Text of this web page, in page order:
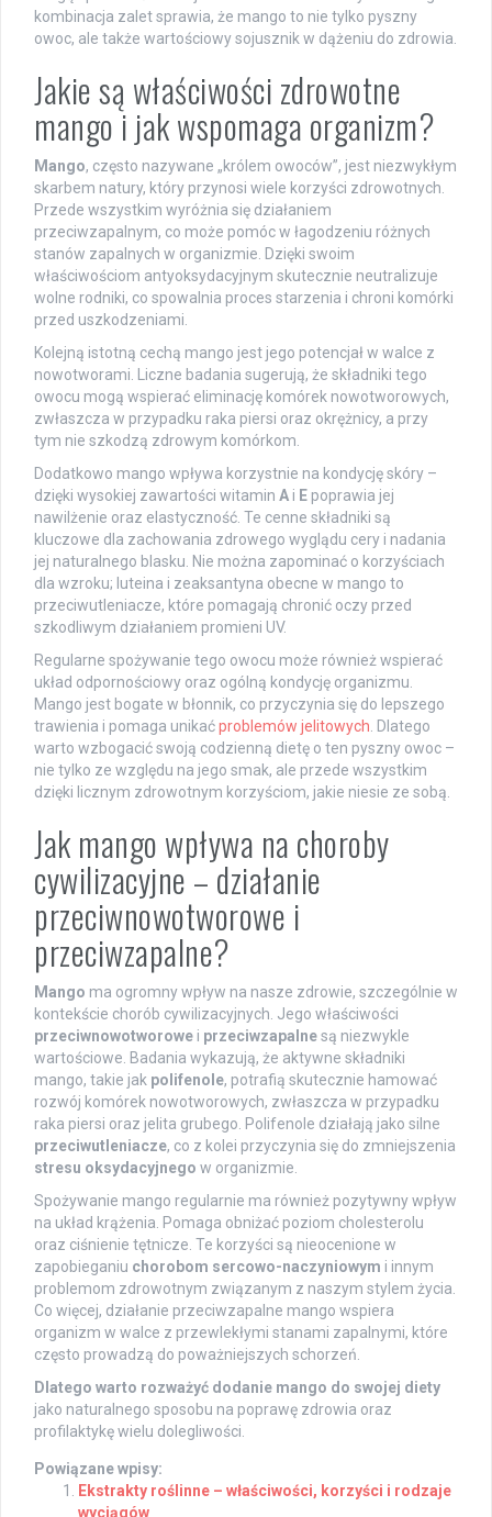
kombinacja zalet sprawia, że mango to nie tylko pyszny
owoc, ale także wartościowy sojusznik w dążeniu do zdrowia.
Jakie są właściwości zdrowotne
mango i jak wspomaga organizm?
Mango, często nazywane „królem owoców”, jest niezwykłym
skarbem natury, który przynosi wiele korzyści zdrowotnych.
Przede wszystkim wyróżnia się działaniem
przeciwzapalnym, co może pomóc w łagodzeniu różnych
stanów zapalnych w organizmie. Dzięki swoim
właściwościom antyoksydacyjnym skutecznie neutralizuje
wolne rodniki, co spowalnia proces starzenia i chroni komórki
przed uszkodzeniami.
Kolejną istotną cechą mango jest jego potencjał w walce z
nowotworami. Liczne badania sugerują, że składniki tego
owocu mogą wspierać eliminację komórek nowotworowych,
zwłaszcza w przypadku raka piersi oraz okrężnicy, a przy
tym nie szkodzą zdrowym komórkom.
Dodatkowo mango wpływa korzystnie na kondycję skóry –
dzięki wysokiej zawartości witamin A i E poprawia jej
nawilżenie oraz elastyczność. Te cenne składniki są
kluczowe dla zachowania zdrowego wyglądu cery i nadania
jej naturalnego blasku. Nie można zapominać o korzyściach
dla wzroku; luteina i zeaksantyna obecne w mango to
przeciwutleniacze, które pomagają chronić oczy przed
szkodliwym działaniem promieni UV.
Regularne spożywanie tego owocu może również wspierać
układ odpornościowy oraz ogólną kondycję organizmu.
Mango jest bogate w błonnik, co przyczynia się do lepszego
trawienia i pomaga unikaćproblemów jelitowych . Dlatego
warto wzbogacić swoją codzienną dietę o ten pyszny owoc –
nie tylko ze względu na jego smak, ale przede wszystkim
dzięki licznym zdrowotnym korzyściom, jakie niesie ze sobą.
Jak mango wpływa na choroby
cywilizacyjne – działanie
przeciwnowotworowe i
przeciwzapalne?
Mango ma ogromny wpływ na nasze zdrowie, szczególnie w
kontekście chorób cywilizacyjnych. Jego właściwości
przeciwnowotworowe i przeciwzapalnesą niezwykle
wartościowe. Badania wykazują, że aktywne składniki
mango, takie jak polifenole, potrafią skutecznie hamować
rozwój komórek nowotworowych, zwłaszcza w przypadku
raka piersi oraz jelita grubego. Polifenole działają jako silne
przeciwutleniacze, co z kolei przyczynia się do zmniejszenia
stresu oksydacyjnego w organizmie.
Spożywanie mango regularnie ma również pozytywny wpływ
na układ krążenia. Pomaga obniżać poziom cholesterolu
oraz ciśnienie tętnicze. Te korzyści są nieocenione w
zapobieganiu chorobom sercowo-naczyniowym i innym
problemom zdrowotnym związanym z naszym stylem życia.
Co więcej, działanie przeciwzapalne mango wspiera
organizm w walce z przewlekłymi stanami zapalnymi, które
często prowadzą do poważniejszych schorzeń.
Dlatego warto rozważyć dodanie mango do swojej diety
jako naturalnego sposobu na poprawę zdrowia oraz
profilaktykę wielu dolegliwości.
Powiązane wpisy:
Ekstrakty roślinne – właściwości, korzyści i rodzaje
wyciągów